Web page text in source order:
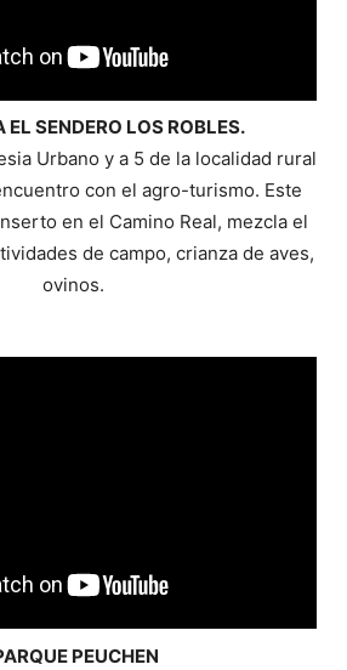
EL SENDERO LOS ROBLES.
Urbano y a 5 de la localidad rural
con el agro-turismo. Este
en el Camino Real, mezcla el
de campo, crianza de aves,
ovinos.
PEUCHEN